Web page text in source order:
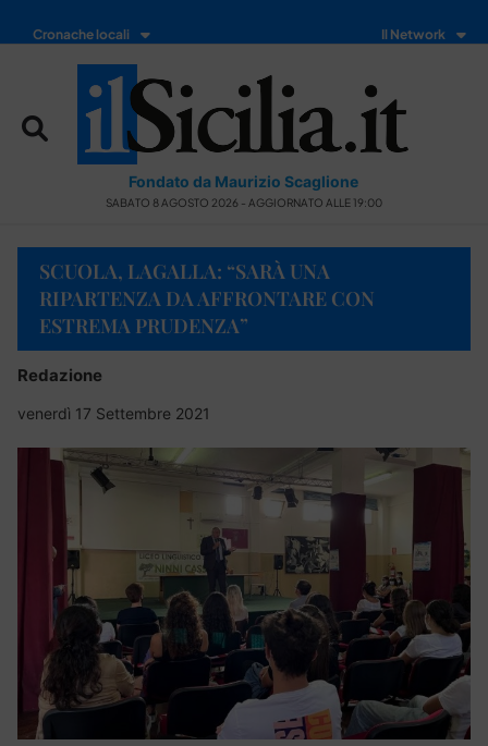
Cronache locali Il Network
Fondato da Maurizio Scaglione
SABATO 8 AGOSTO 2026 - AGGIORNATO ALLE 19:00
SCUOLA, LAGALLA: “SARÀ UNA
RIPARTENZA DA AFFRONTARE CON
ESTREMA PRUDENZA”
Redazione
venerdì 17 Settembre 2021